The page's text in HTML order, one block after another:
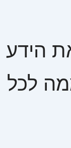
הידע
לכל